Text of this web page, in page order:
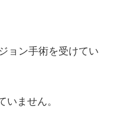
ョン手術を受けてい
いません。